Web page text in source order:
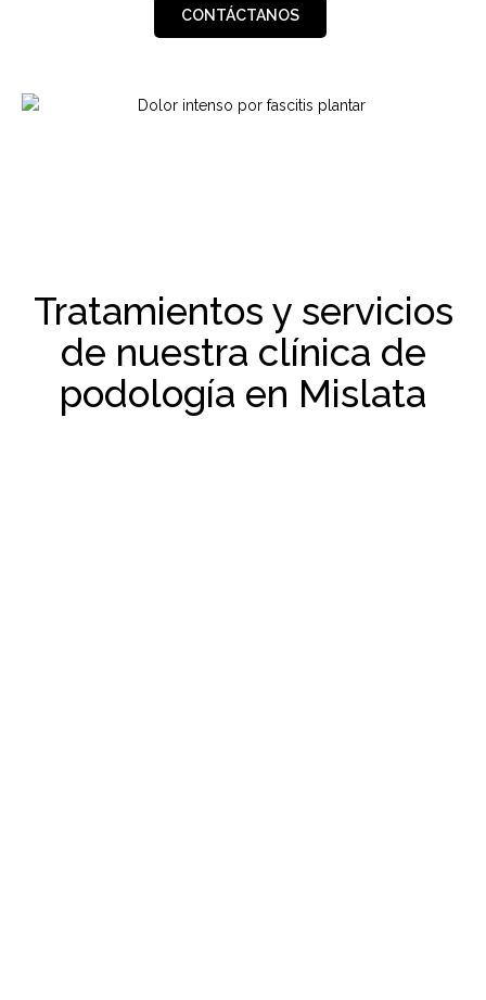
CONTÁCTANOS
Tratamientos y servicios
de nuestra clínica de
podología en Mislata